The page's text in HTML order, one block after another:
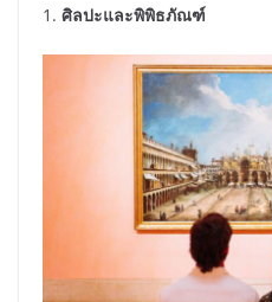
1. ศิลปะและพิพิธภัณฑ์